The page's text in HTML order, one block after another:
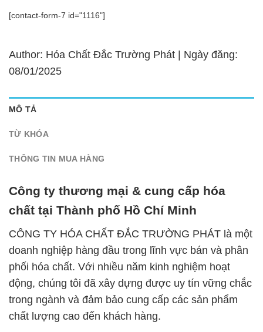
[contact-form-7 id="1116"]
Author: Hóa Chất Đắc Trường Phát | Ngày đăng:
08/01/2025
MÔ TẢ
TỪ KHÓA
THÔNG TIN MUA HÀNG
Công ty thương mại & cung cấp hóa
chất tại Thành phố Hồ Chí Minh
CÔNG TY HÓA CHẤT ĐẮC TRƯỜNG PHÁT là một
doanh nghiệp hàng đầu trong lĩnh vực bán và phân
phối hóa chất. Với nhiều năm kinh nghiệm hoạt
động, chúng tôi đã xây dựng được uy tín vững chắc
trong ngành và đảm bảo cung cấp các sản phẩm
chất lượng cao đến khách hàng.